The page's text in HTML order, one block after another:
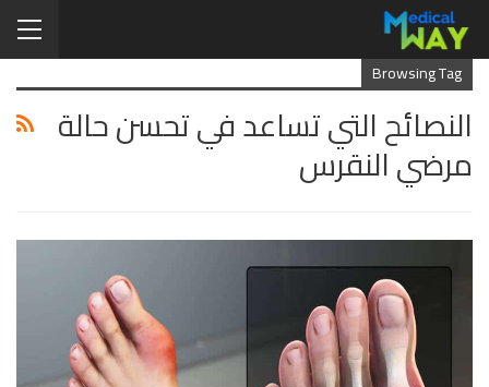
Browsing Tag
النصائح التي تساعد في تحسن حالة
مرضي النقرس